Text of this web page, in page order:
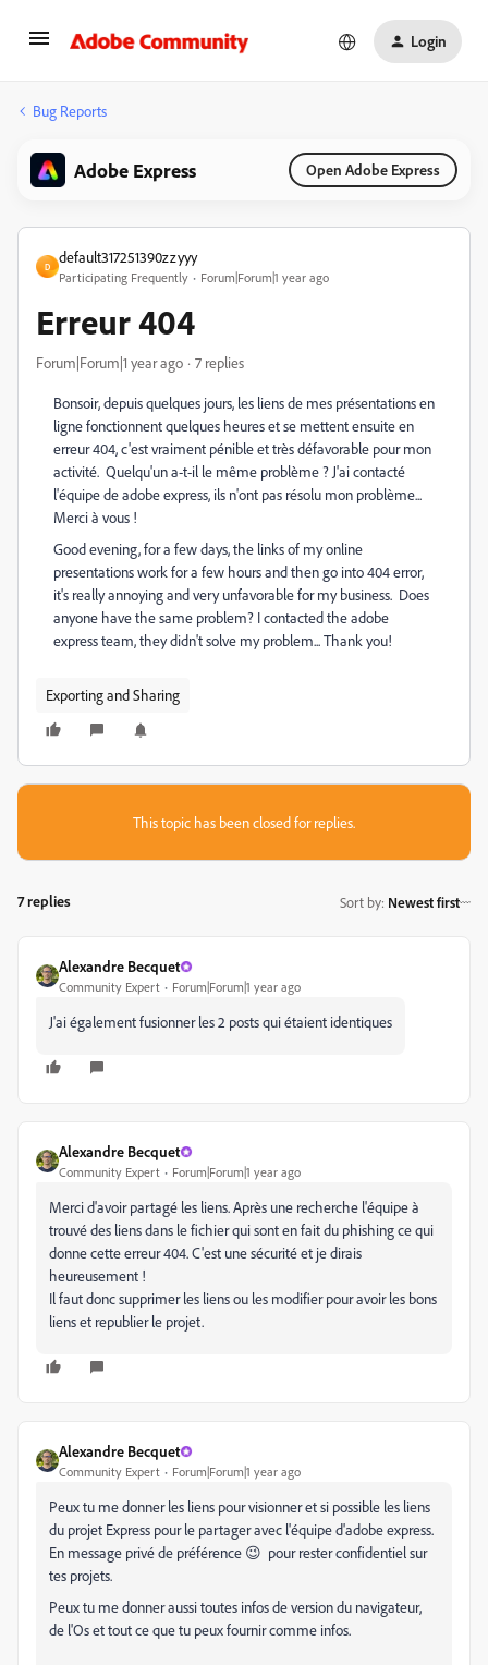
Login
Bug Reports
Adobe Express Open Adobe Express
D
default317251390zzyyy
Participating Frequently Forum|Forum|1 year ago
Erreur 404
Forum|Forum|1 year ago 7 replies
Bonsoir, depuis quelques jours, les liens de mes présentations en
ligne fonctionnent quelques heures et se mettent ensuite en
erreur 404, c'est vraiment pénible et très défavorable pour mon
activité. Quelqu'un a-t-il le même problème ? J'ai contacté
l'équipe de adobe express, ils n'ont pas résolu mon problème...
Merci à vous !
Good evening, for a few days, the links of my online
presentations work for a few hours and then go into 404 error,
it's really annoying and very unfavorable for my business. Does
anyone have the same problem? I contacted the adobe
express team, they didn't solve my problem... Thank you!
Exporting and Sharing
This topic has been closed for replies.
7 replies Sort by: Newest first
Alexandre Becquet
Community Expert Forum|Forum|1 year ago
J'ai également fusionner les 2 posts qui étaient identiques
Alexandre Becquet
Community Expert Forum|Forum|1 year ago
Merci d'avoir partagé les liens. Après une recherche l'équipe à
trouvé des liens dans le fichier qui sont en fait du phishing ce qui
donne cette erreur 404. C'est une sécurité et je dirais
heureusement !
Il faut donc supprimer les liens ou les modifier pour avoir les bons
liens et republier le projet.
Alexandre Becquet
Community Expert Forum|Forum|1 year ago
Peux tu me donner les liens pour visionner et si possible les liens
du projet Express pour le partager avec l'équipe d'adobe express.
En message privé de préférence 😉 pour rester confidentiel sur
tes projets.
Peux tu me donner aussi toutes infos de version du navigateur,
de l'Os et tout ce que tu peux fournir comme infos.